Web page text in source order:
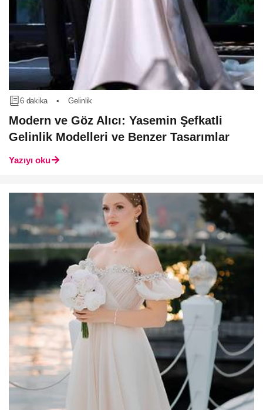
6 dakika • Gelinlik
Modern ve Göz Alıcı: Yasemin Şefkatli
Gelinlik Modelleri ve Benzer Tasarımlar
Yazıyı oku